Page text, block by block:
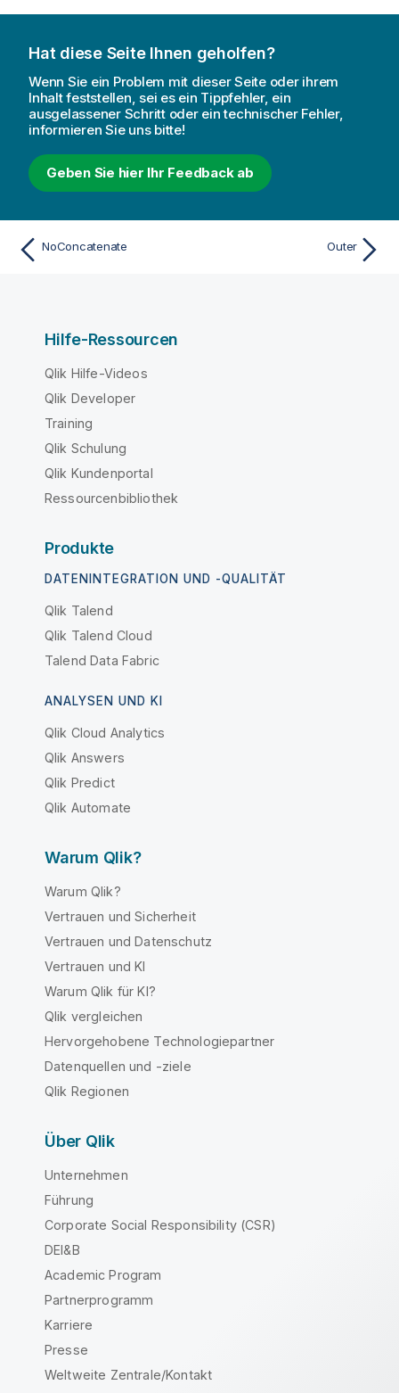
Hat diese Seite Ihnen geholfen?
Wenn Sie ein Problem mit dieser Seite oder ihrem
Inhalt feststellen, sei es ein Tippfehler, ein
ausgelassener Schritt oder ein technischer Fehler,
informieren Sie uns bitte!
Geben Sie hier Ihr Feedback ab
NoConcatenate Outer
Hilfe-Ressourcen
Qlik Hilfe-Videos
Qlik Developer
Training
Qlik Schulung
Qlik Kundenportal
Ressourcenbibliothek
Produkte
DATENINTEGRATION UND -QUALITÄT
Qlik Talend
Qlik Talend Cloud
Talend Data Fabric
ANALYSEN UND KI
Qlik Cloud Analytics
Qlik Answers
Qlik Predict
Qlik Automate
Warum Qlik?
Warum Qlik?
Vertrauen und Sicherheit
Vertrauen und Datenschutz
Vertrauen und KI
Warum Qlik für KI?
Qlik vergleichen
Hervorgehobene Technologiepartner
Datenquellen und -ziele
Qlik Regionen
Über Qlik
Unternehmen
Führung
Corporate Social Responsibility (CSR)
DEI&B
Academic Program
Partnerprogramm
Karriere
Presse
Weltweite Zentrale/Kontakt